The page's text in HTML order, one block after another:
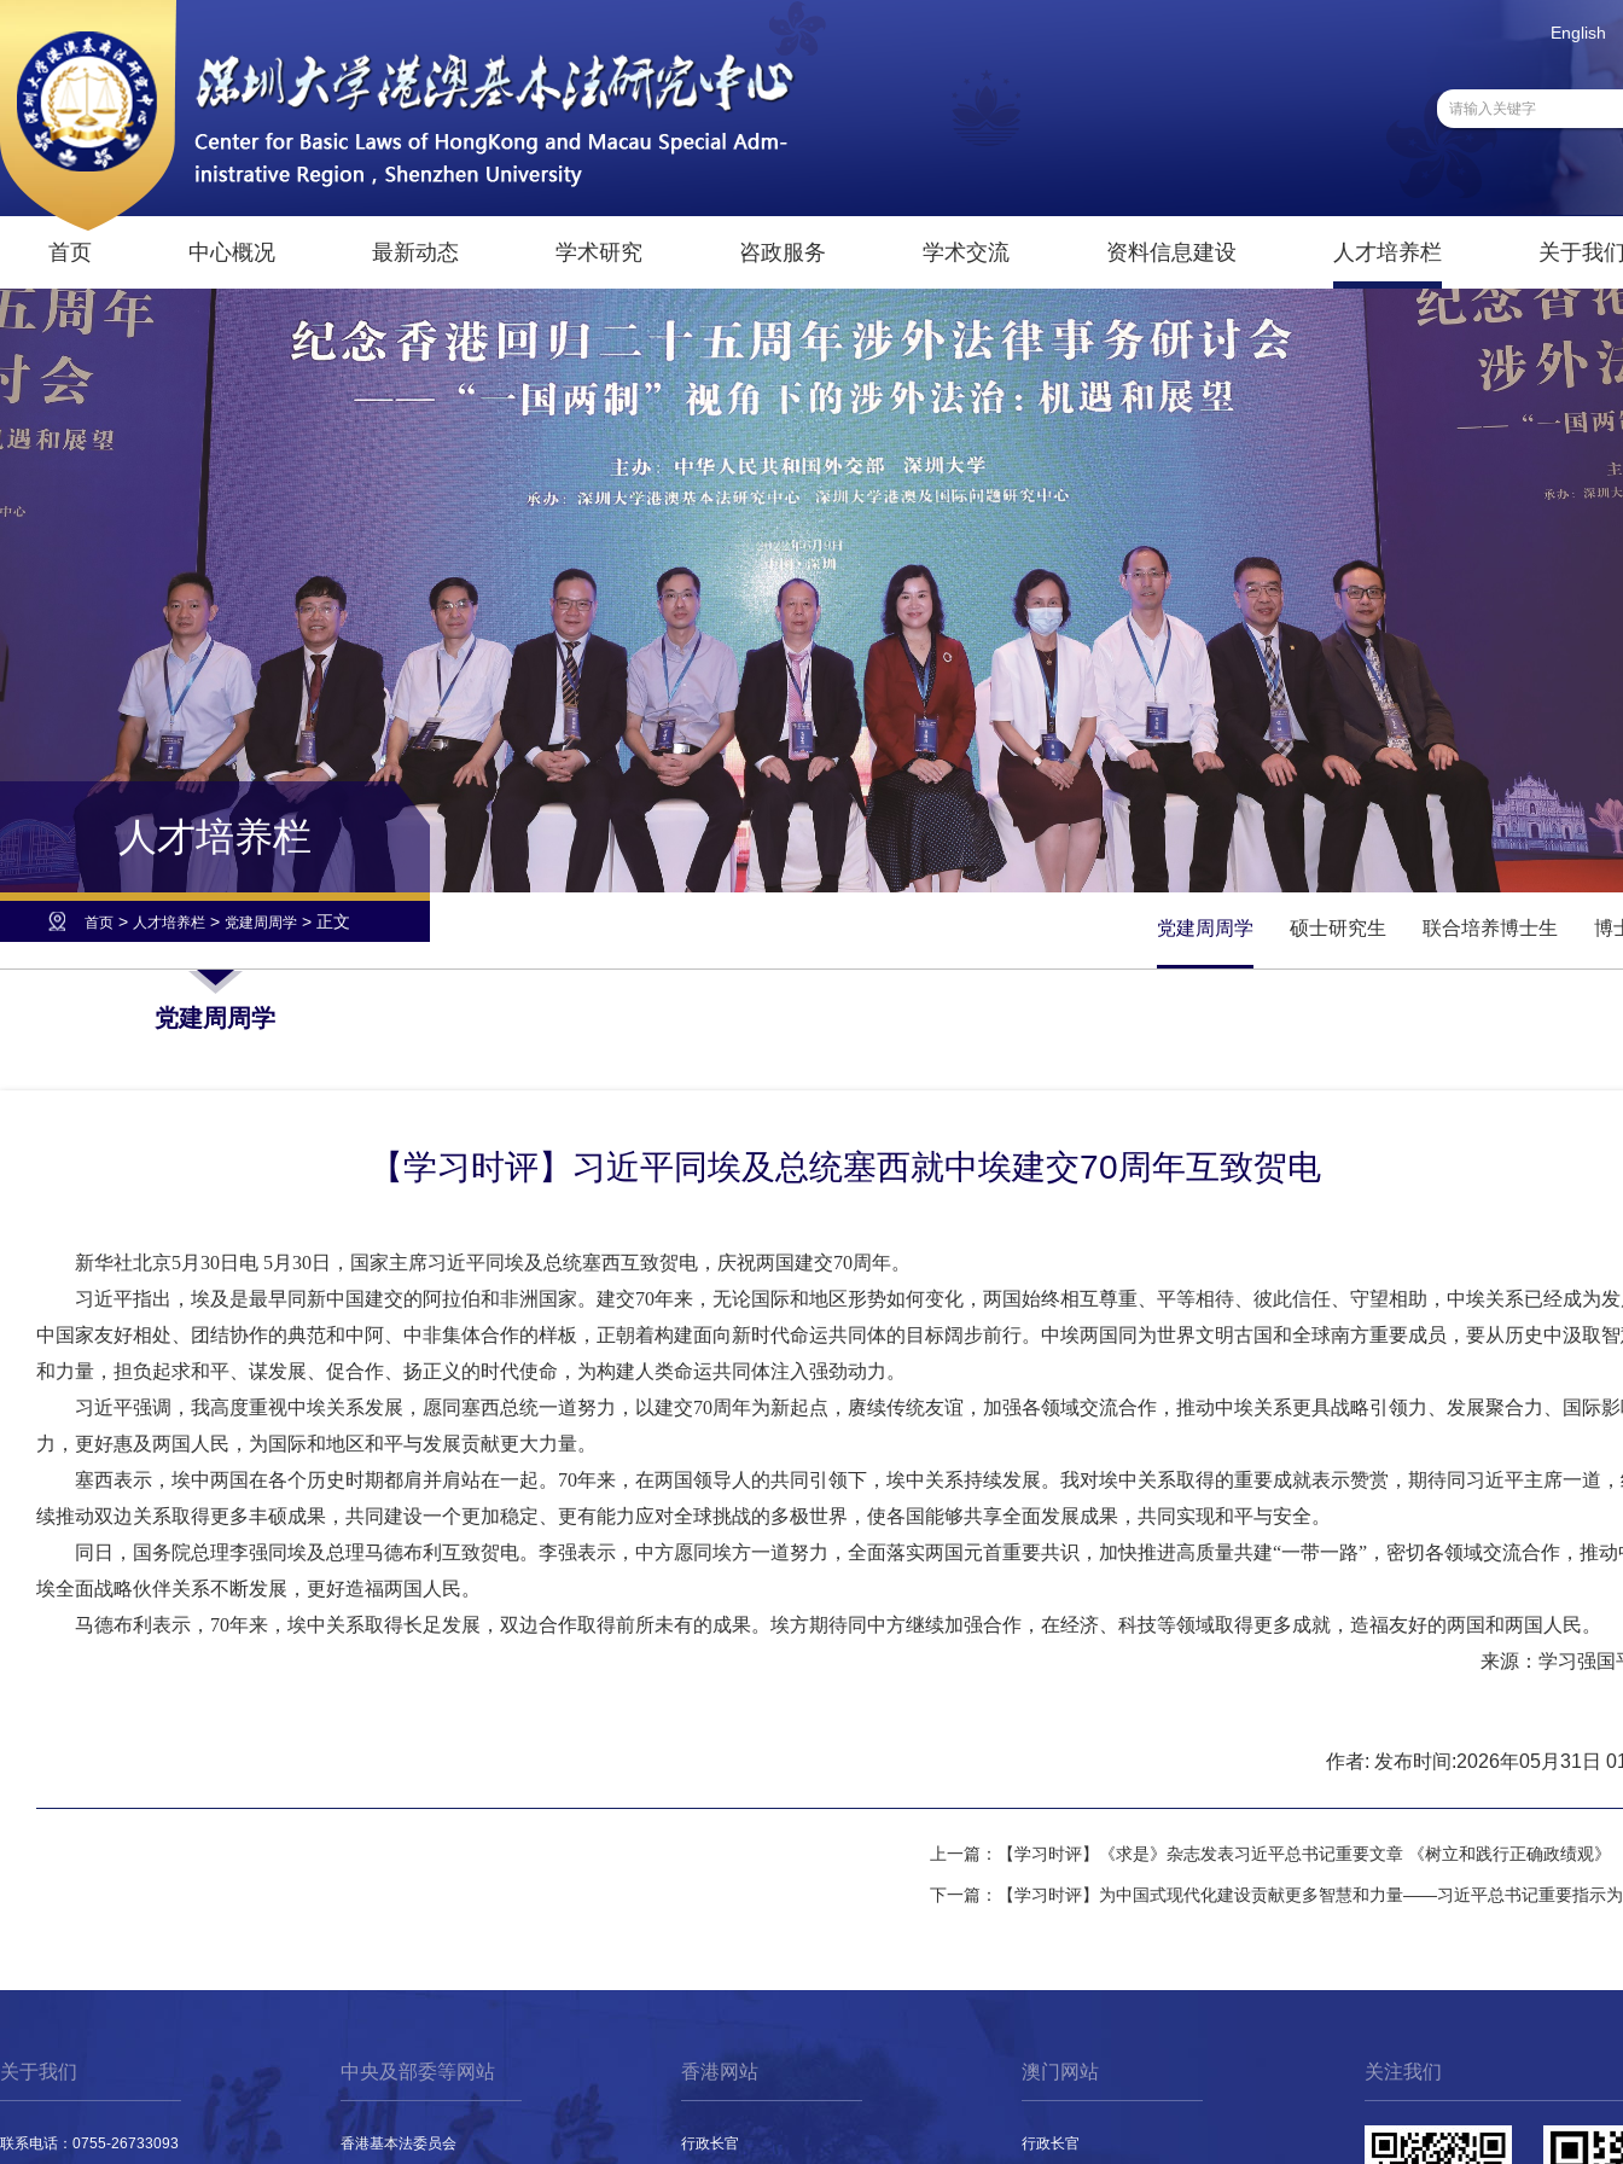
English
首页 中心概况 最新动态 学术研究 咨政服务 学术交流 资料信息建设 人才培养栏 关于我
人才培养栏
首页 > 人才培养栏 > 党建周周学 > 正文 党建周周学 硕士研究生 联合培养博士生 博
党建周周学
【学习时评】习近平同埃及总统塞西就中埃建交70周年互致贺电
新华社北京5月30日电 5月30日，国家主席习近平同埃及总统塞西互致贺电，庆祝两国建交70周年。
习近平指出，埃及是最早同新中国建交的阿拉伯和非洲国家。建交70年来，无论国际和地区形势如何变化，两国始终相互尊重、平等相待、彼此信任、守望相助，中埃关系已经成为
中国家友好相处、团结协作的典范和中阿、中非集体合作的样板，正朝着构建面向新时代命运共同体的目标阔步前行。中埃两国同为世界文明古国和全球南方重要成员，要从历史中汲取
和力量，担负起求和平、谋发展、促合作、扬正义的时代使命，为构建人类命运共同体注入强劲动力。
习近平强调，我高度重视中埃关系发展，愿同塞西总统一道努力，以建交70周年为新起点，赓续传统友谊，加强各领域交流合作，推动中埃关系更具战略引领力、发展聚合力、国际
力，更好惠及两国人民，为国际和地区和平与发展贡献更大力量。
塞西表示，埃中两国在各个历史时期都肩并肩站在一起。 70年来，在两国领导人的共同引领下，埃中关系持续发展。我对埃中关系取得的重要成就表示赞赏，期待同习近平主席一道
续推动双边关系取得更多丰硕成果，共同建设一个更加稳定、更有能力应对全球挑战的多极世界，使各国能够共享全面发展成果，共同实现和平与安全。
同日，国务院总理李强同埃及总理马德布利互致贺电。李强表示，中方愿同埃方一道努力，全面落实两国元首重要共识，加快推进高质量共建“一带一路”，密切各领域交流合作，推动
埃全面战略伙伴关系不断发展，更好造福两国人民。
马德布利表示， 70年来，埃中关系取得长足发展，双边合作取得前所未有的成果。埃方期待同中方继续加强合作，在经济、科技等领域取得更多成就，造福友好的两国和两国人民。
来源：学习强国
作者: 发布时间:2026年05月31日
上一篇： 【学习时评】《求是》杂志发表习近平总书记重要文章 《树立和践行正确政绩观》
下一篇： 【学习时评】为中国式现代化建设贡献更多智慧和力量——习近平总书记重要指示
关于我们
联系电话：0755-26733093
中央及部委等网站
香港基本法委员会
香港网站
行政长官
澳门网站
行政长官
关注我们